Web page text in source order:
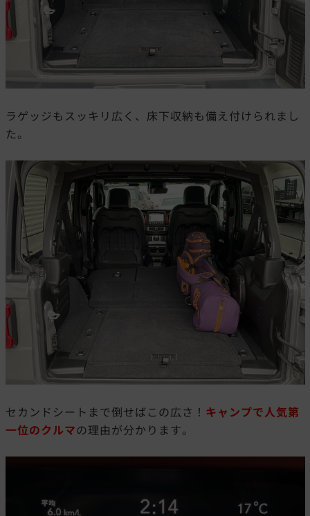
ラゲッジもスッキリ広く、床下収納も備え付けられまし
た。
セカンドシートまで倒せばこの広さ！ キャンプで人気第
一位のクルマの理由が分かります。